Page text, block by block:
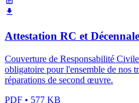
Attestation RC et
Couverture de Responsabilité
obligatoire pour l'ensemble de nos
réparations de second œuvre.
PDF • 577 KB